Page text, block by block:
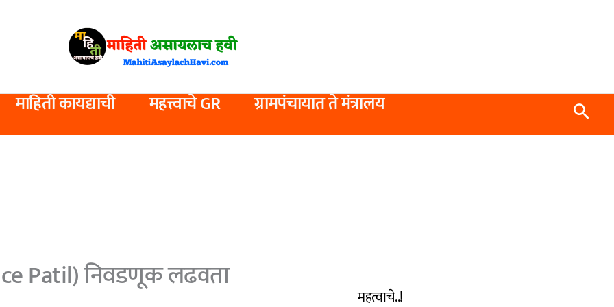
माहिती कायद्याची महत्त्वाचे GR ग्रामपंचायात ते मंत्रालय
Patil) निवडणूक लढवता
महत्वाचे..!